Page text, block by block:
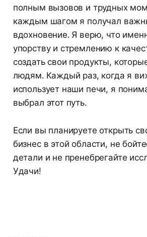
полным вызовов и трудных
каждым шагом я получал
вдохновение. Я верю, что
упорству и стремлению к
создать свои продукты,
людям. Каждый раз, когда я
использует наши печи, я
выбрал этот путь.
Если вы планируете открыть
бизнес в этой области, не
детали и не пренебрегайте
Удачи!